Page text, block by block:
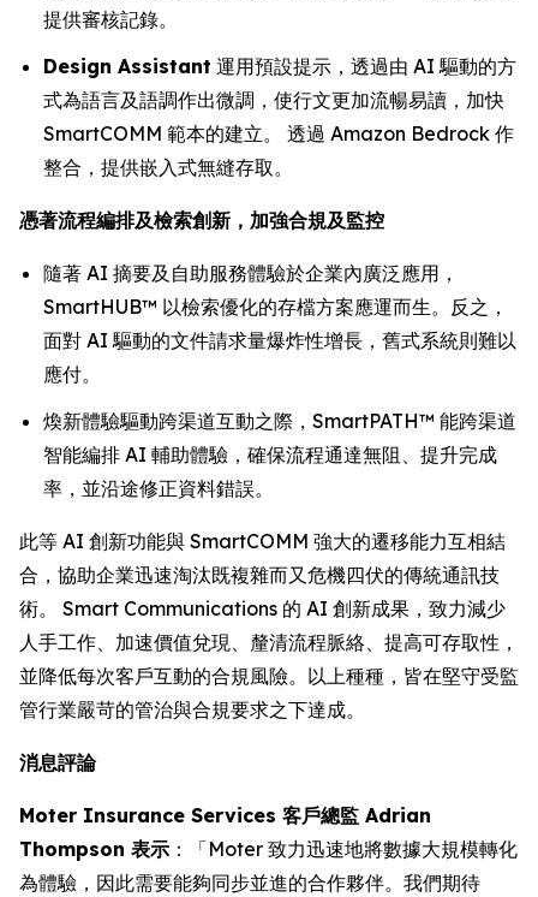
提供審核記錄。
Design Assistant 運用預設提示，透過由 AI 驅動的方
式為語言及語調作出微調，使行文更加流暢易讀，加快
SmartCOMM 範本的建立。 透過 Amazon Bedrock 作
整合，提供嵌入式無縫存取。
憑著流程編排及檢索創新，加強合規及監控
隨著 AI 摘要及自助服務體驗於企業內廣泛應用，
SmartHUB™ 以檢索優化的存檔方案應運而生。反之，
面對 AI 驅動的文件請求量爆炸性增長，舊式系統則難以
應付。
煥新體驗驅動跨渠道互動之際，SmartPATH™ 能跨渠道
智能編排 AI 輔助體驗，確保流程通達無阻、提升完成
率，並沿途修正資料錯誤。
此等 AI 創新功能與 SmartCOMM 強大的遷移能力互相結
合，協助企業迅速淘汰既複雜而又危機四伏的傳統通訊技
術。 Smart Communications 的 AI 創新成果，致力減少
人手工作、加速價值兌現、釐清流程脈絡、提高可存取性，
並降低每次客戶互動的合規風險。以上種種，皆在堅守受監
管行業嚴苛的管治與合規要求之下達成。
消息評論
Moter Insurance Services 客戶總監 Adrian
Thompson 表示 ：「Moter 致力迅速地將數據大規模轉化
為體驗，因此需要能夠同步並進的合作夥伴。我們期待